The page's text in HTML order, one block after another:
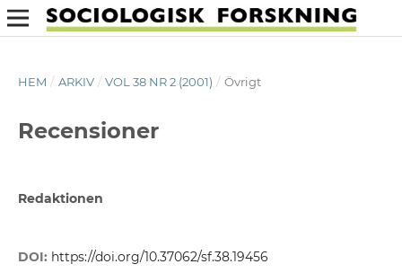
HEM / ARKIV / VOL 38 NR 2 (2001) / Övrigt
Recensioner
Redaktionen
DOI: https://doi.org/10.37062/sf.38.19456